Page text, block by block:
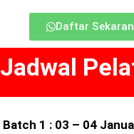
Daftar
Jadwal
Batch 1 : 03 – 04